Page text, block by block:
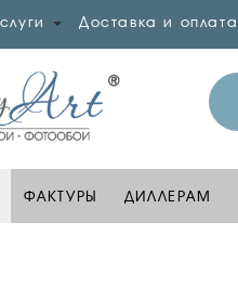
Доставка и оплата
ФАКТУРЫ ДИЛЛЕРАМ